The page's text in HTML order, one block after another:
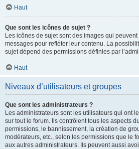
Haut
Que sont les icônes de sujet ?
Les icônes de sujet sont des images qui
messages pour refléter leur contenu. La
sujet dépend des permissions définies par
Haut
Niveaux d’utilisateurs et groupes
Que sont les administrateurs ?
Les administrateurs sont les utilisateurs qui ont
sur tout le forum. Ils contrôlent tous les aspects
permissions, le bannissement, la création de
modérateurs, etc., selon les permissions que le
aux autres administrateurs. Ils peuvent aussi